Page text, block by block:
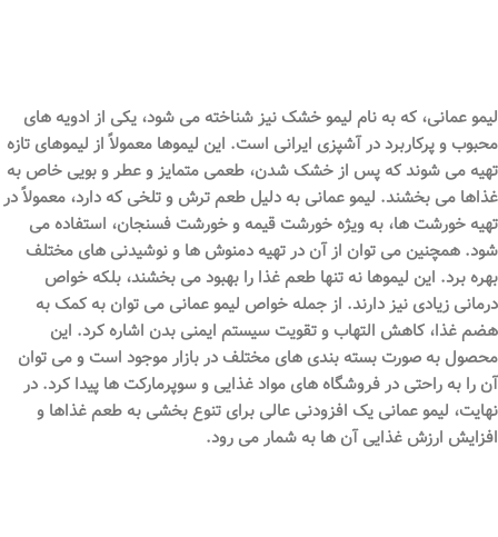
لیمو عمانی، که به نام لیمو خشک نیز شناخته می شود، یکی از ادویه های
محبوب و پرکاربرد در آشپزی ایرانی است. این لیموها معمولاً از لیموهای تازه
تهیه می شوند که پس از خشک شدن، طعمی متمایز و عطر و بویی خاص به
غذاها می بخشند. لیمو عمانی به دلیل طعم ترش و تلخی که دارد، معمولاً در
تهیه خورشت ها، به ویژه خورشت قیمه و خورشت فسنجان، استفاده می
شود. همچنین می توان از آن در تهیه دمنوش ها و نوشیدنی های مختلف
بهره برد. این لیموها نه تنها طعم غذا را بهبود می بخشند، بلکه خواص
درمانی زیادی نیز دارند. از جمله خواص لیمو عمانی می توان به کمک به
هضم غذا، کاهش التهاب و تقویت سیستم ایمنی بدن اشاره کرد. این
محصول به صورت بسته بندی های مختلف در بازار موجود است و می توان
آن را به راحتی در فروشگاه های مواد غذایی و سوپرمارکت ها پیدا کرد. در
نهایت، لیمو عمانی یک افزودنی عالی برای تنوع بخشی به طعم غذاها و
افزایش ارزش غذایی آن ها به شمار می رود.